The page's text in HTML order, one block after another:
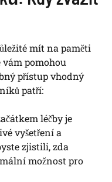
mít na paměti
pomohou
přístup vhodný
patří:
léčby je
vyšetření a
zjistili, zda
možnost pro